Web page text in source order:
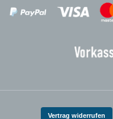
Vertrag widerrufen